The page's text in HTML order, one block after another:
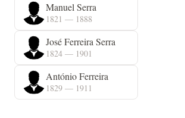
Manuel Serra
1821 — 1888
José Ferreira Serra
1824 — 1901
António Ferreira
1829 — 1911